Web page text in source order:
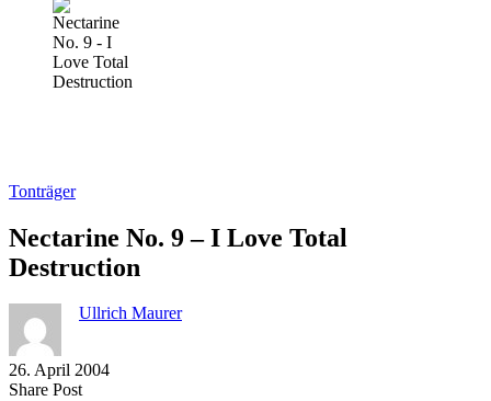
Tonträger
Nectarine No. 9 – I Love Total
Destruction
Ullrich Maurer
26. April 2004
Share PostShare
Copy
Send